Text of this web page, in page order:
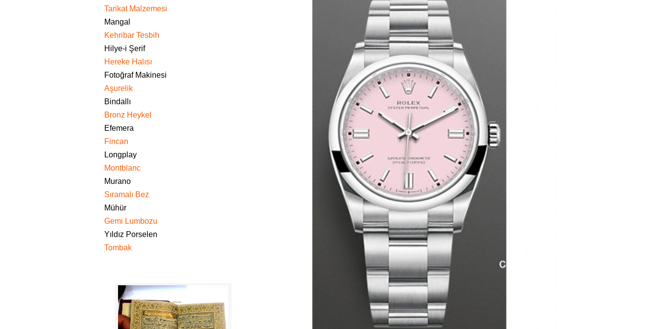
Tarikat Malzemesi
Mangal
Kehribar Tesbih
Hilye-i Şerif
Hereke Halısı
Fotoğraf Makinesi
Aşurelik
Bindallı
Bronz Heykel
Efemera
Fincan
Longplay
Montblanc
Murano
Sıramalı Bez
Mühür
Gemi Lumbozu
Yıldız Porselen
Tombak